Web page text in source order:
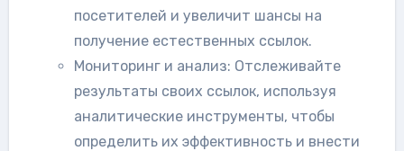
посетителей и увеличит шансы на
получение естественных ссылок.
Мониторинг и анализ: Отслеживайте
результаты своих ссылок, используя
аналитические инструменты, чтобы
определить их эффективность и внести